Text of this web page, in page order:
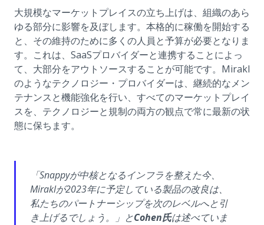
大規模なマーケットプレイスの立ち上げは、組織のあら
ゆる部分に影響を及ぼします。本格的に稼働を開始する
と、その維持のために多くの人員と予算が必要となりま
す。これは、SaaSプロバイダーと連携することによっ
て、大部分をアウトソースすることが可能です。Mirakl
のようなテクノロジー・プロバイダーは、継続的なメン
テナンスと機能強化を行い、すべてのマーケットプレイ
スを、テクノロジーと規制の両方の観点で常に最新の状
態に保ちます。
「Snappyが中核となるインフラを整えた今、
Miraklが2023年に予定している製品の改良は、
私たちのパートナーシップを次のレベルへと引
き上げるでしょう。」とCohen氏は述べていま